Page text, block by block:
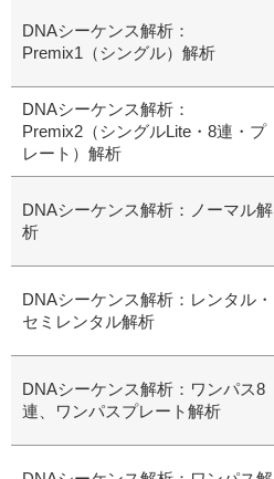
DNAシーケンス解析：
Premix1（シングル）解析
DNAシーケンス解析：
Premix2（シングルLite・8連・プ
レート）解析
DNAシーケンス解析：ノーマル解
析
DNAシーケンス解析：レンタル・
セミレンタル解析
DNAシーケンス解析：ワンパス8
連、ワンパスプレート解析
実験フローガイド
ワケンG オンラインショップ
和研薬 ホームページ